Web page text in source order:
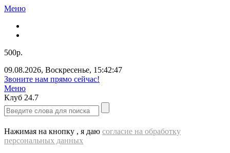
Меню
500р.
09.08.2026, Воскресенье, 15:42:47
Звоните нам прямо сейчас!
Меню
Клуб 24.7
Нажимая на кнопку , я даю согласие на обработку
персональных данных